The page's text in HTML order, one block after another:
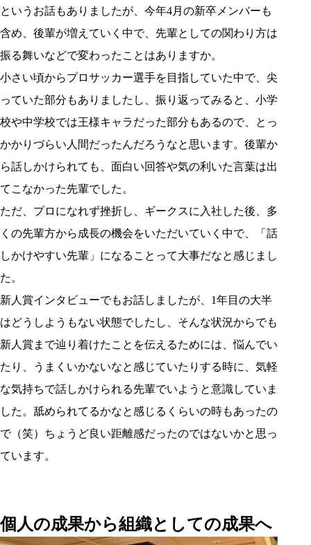
というお話もありましたが、今年4月の新卒メンバーも
含め、後輩が増えていく中で、先輩としての関わり方は
振る舞いなどで変わったことはありますか。
小さい頃からプロサッカー選手を目指していた中で、尖
っていた部分もありましたし、振り返ってみると、小学
校や中学校では王様キャラだった部分もあるので、とっ
かかりづらい人間だったんだろうなと思います。後輩か
ら話しかけられても、面白い回答や気の利いた言葉は出
てこなかった先輩でした。
ただ、プロになれず挫折し、ギークスに入社した後、多
くの先輩方から成長の機会をいただいていく中で、「話
しかけやすい先輩」になることって大事だなと感じまし
た。
新人賞インタビューでもお話しましたが、1年目の大半
はどうしようもない状態でしたし、そんな状況からでも
新人賞まで辿り着けたことを伝えるためには、悩んでい
たり、うまくいかないなと感じていたりする時に、気軽
な気持ちで話しかけられる先輩でいようと意識していま
した。舐められてるかなと感じるくらいの時もあったの
で（笑）ちょうど良い距離感だったのではないかと思っ
ています。
個人の成果から組織としての成果へ